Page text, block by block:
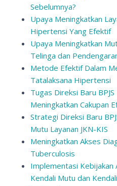
Sebelumnya?
Upaya Meningkatkan
Hipertensi Yang Efektif
Upaya Meningkatkan
Telinga dan
Metode Efektif Dalam
Tatalaksana Hipertensi
Tugas Direksi Baru
Meningkatkan Cakupan
Strategi Direksi Baru
Mutu Layanan JKN-KIS
Meningkatkan Akses
Tuberculosis
Implementasi Kebijakan
Kendali Mutu dan